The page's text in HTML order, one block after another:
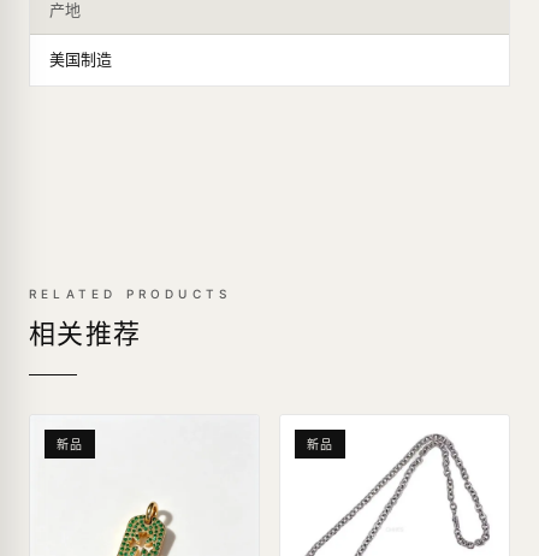
产地
美国制造
RELATED PRODUCTS
相关推荐
新品 新品